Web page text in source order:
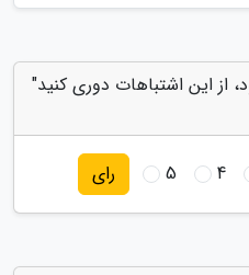
از این اشتباهات دوری کنید"
4
5 رای